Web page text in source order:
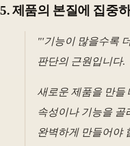
5. 제품의 본질에 집중
"'기능이 많을수록
판단의 근원입니다.
새로운 제품을 만들
속성이나 기능을 골
완벽하게 만들어야